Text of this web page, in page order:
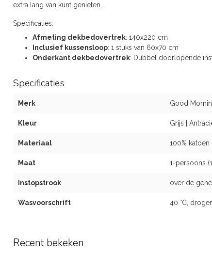
extra lang van kunt genieten.
Specificaties:
Afmeting dekbedovertrek: 140x220 cm
Inclusief kussensloop: 1 stuks van 60x70 cm
Onderkant dekbedovertrek: Dubbel doorlopende
Specificaties
Merk Good
Kleur Grijs |
Materiaal 100% katoen
Maat 1-persoons
Instopstrook over de
Wasvoorschrift 40 °C,
Recent bekeken